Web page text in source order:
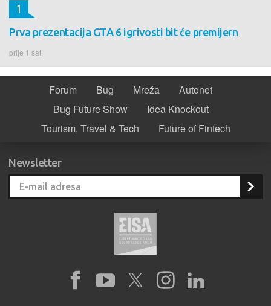
Prva prezentacija GTA 6 igrivosti bit će premijern
prije 1 sat
1
Forum Bug Mreža
Autonet
Bug Future Show
Idea Knockout
Tourism, Travel & Tech
Future of Fintech
Newsletter